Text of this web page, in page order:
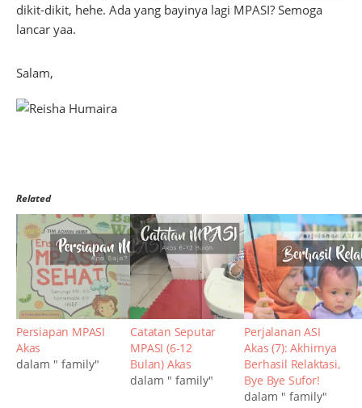
dikit-dikit, hehe. Ada yang bayinya lagi MPASI? Semoga
lancar yaa.
Salam,
Related
Persiapan MPASI
Akas
dalam " family"
Catatan Seputar
MPASI (6-12
Bulan) Akas
dalam " family"
Perjalanan ASI
Akas (7): Akhirnya
Berhasil Relaktasi,
Bye Bye Sufor!
dalam " family"